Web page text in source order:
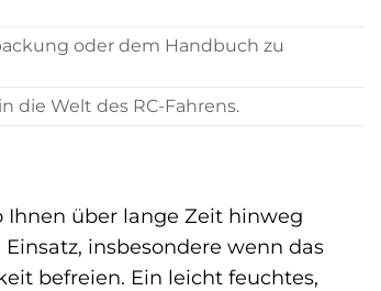
oder dem Handbuch zu
die Welt des RC-Fahrens.
Ihnen über lange Zeit hinweg
insbesondere wenn das
befreien. Ein leicht feuchtes,